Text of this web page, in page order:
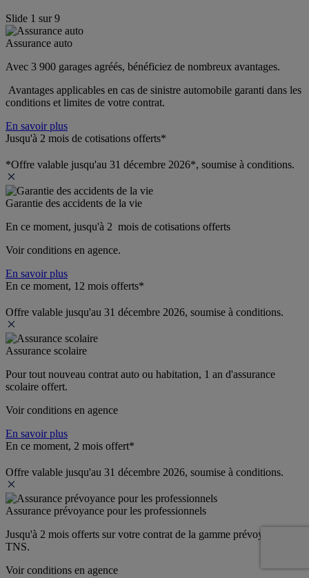
Slide 1 sur9
Assurance auto
Avec 3 900 garages agréés, bénéficiez de nombreux avantages.
Avantages applicables en cas de sinistre automobile garanti dans les
conditions et limites de votre contrat.
En savoir plus
Jusqu'à 2 mois de cotisations offerts*
*Offre valable jusqu'au 31 décembre 2026*, soumise à conditions.
Garantie des accidents de la vie
En ce moment, jusqu'à 2  mois de cotisations offerts
Voir conditions en agence.
En savoir plus
En ce moment, 12 mois offerts*
Offre valable jusqu'au 31 décembre 2026, soumise à conditions.
Assurance scolaire
Pour tout nouveau contrat auto ou habitation, 1 an d'assurance
scolaire offert.
Voir conditions en agence
En savoir plus
En ce moment, 2 mois offert*
Offre valable jusqu'au 31 décembre 2026, soumise à conditions.
Assurance prévoyance pour les professionnels
Jusqu'à 2 mois offerts sur votre contrat de la gamme prévoyance
TNS.
Voir conditions en agence